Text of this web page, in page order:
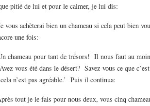
pitié de lui et pour le calmer, je lui dis:
bien un chameau si cela peut bien
une fois:
pour tant de trésors! Il nous faut au moins
vous été dans le désert? Savez-vous ce que
n’est pas agréable.’ Puis il continua:
je le fais pour nous deux, vous cinq chameaux